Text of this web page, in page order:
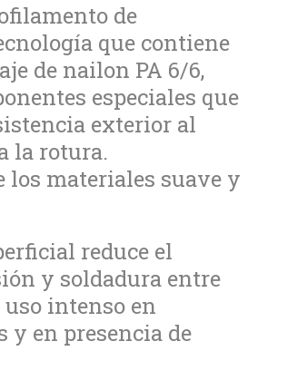
de
que contiene
de nailon PA 6/6,
especiales que
exterior al
la rotura.
los materiales suave y
reduce el
y soldadura entre
intenso en
y en presencia de